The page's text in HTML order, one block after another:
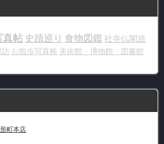
真帖 史蹟巡り 食物図鑑 社寺仏閣巡
お散歩写真帳 美術館・博物館・図書館
町本店